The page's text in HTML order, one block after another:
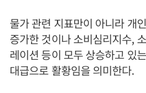
물가 관련 지표만이 아니라 개
증가한 것이나 소비심리지수,
레이션 등이 모두 상승하고 있
대급으로 활황임을 의미한다.